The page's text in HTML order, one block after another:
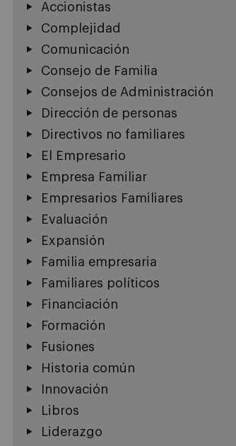
Accionistas
Complejidad
Comunicación
Consejo de Familia
Consejos de Administración
Dirección de personas
Directivos no familiares
El Empresario
Empresa Familiar
Empresarios Familiares
Evaluación
Expansión
Familia empresaria
Familiares políticos
Financiación
Formación
Fusiones
Historia común
Innovación
Libros
Liderazgo